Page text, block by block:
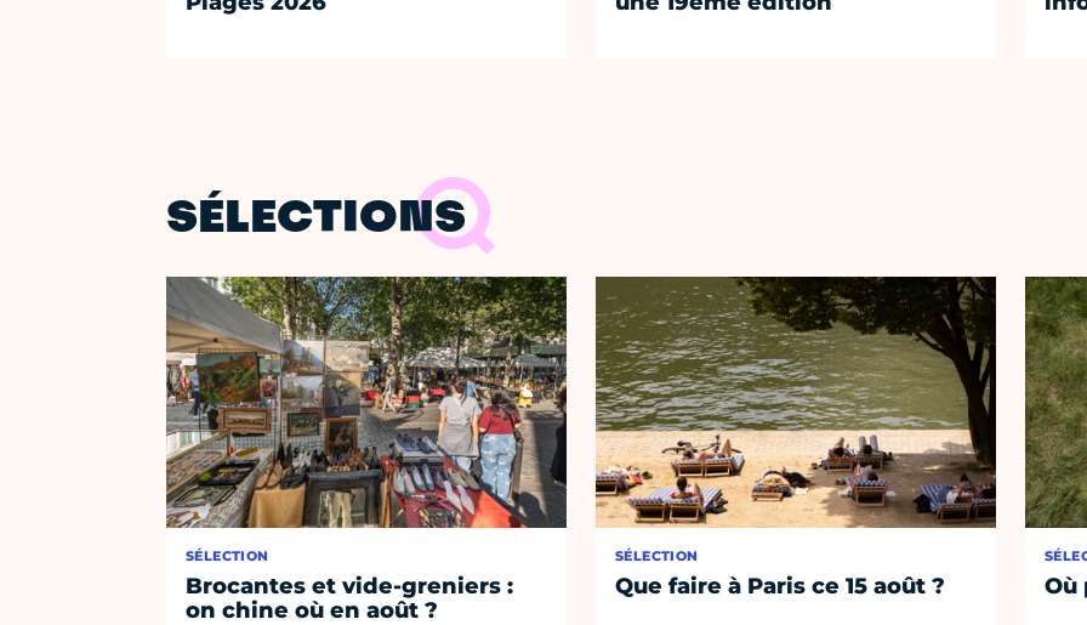
SÉLECTIONS
SÉLECTION
Brocantes et vide-greniers :
on chine où en août ?
SÉLECTION
Que faire à Paris ce 15 août ? Où